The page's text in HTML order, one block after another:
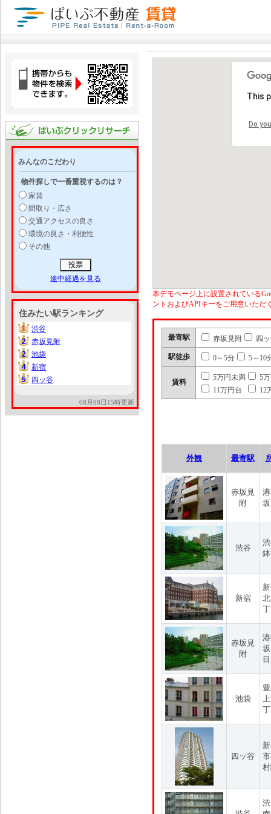
みんなのこだわり
物件探しで一番重視するのは？
家賃
間取り・広さ
交通アクセスの良さ
環境の良さ・利便性
その他
途中経過を見る
住みたい駅ランキング
1
1
渋谷
2
2
赤坂見附
2
2
池袋
4
4
新宿
5
5 四ッ谷
08月08日15時更新
This
Do
本デモページ上に設置されている
ントおよびAPIキーをご用意いただ
最寄駅 赤坂見附 四
駅徒歩 0～5分 5～10
賃料
5万円未満
5
11万円台
12
外観 最寄駅
赤坂見
附
渋谷
新宿
赤坂見
附
目
池袋
四ッ谷